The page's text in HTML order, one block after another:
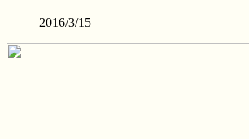
2016/3/15